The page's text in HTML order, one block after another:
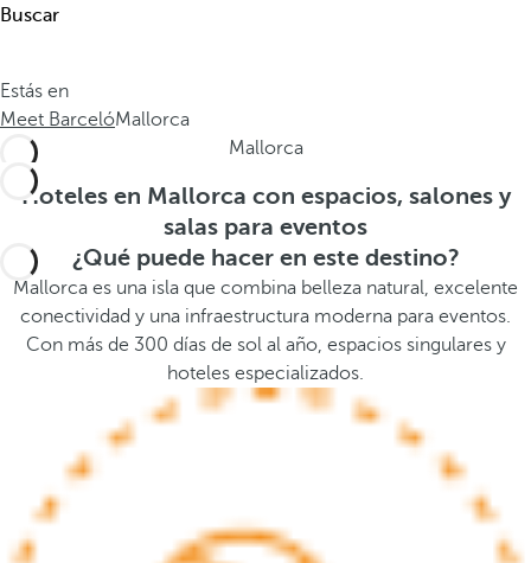
a
.
i
b
a
Buscar
Estás en
Meet BarcelóMallorca
Mallorca
Hoteles en Mallorca con espacios, salones y
salas para eventos
¿Qué puede hacer en este destino?
Mallorca es una isla que combina belleza natural, excelente
conectividad y una infraestructura moderna para eventos.
Con más de 300 días de sol al año, espacios singulares y
hoteles especializados.